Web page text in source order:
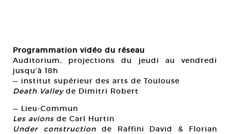
Programmation vidéo du réseau
Auditorium, projections du jeudi au vendredi
jusqu’à 18h
— institut supérieur des arts de Toulouse
Death Valleyde Dimitri Robert
— Lieu-Commun
Les avions de Carl Hurtin
Under constructionde Raffini David & Florian